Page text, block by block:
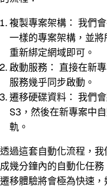
複製專案架構： 我們
一樣的專案架構，並
重新綁定網域即可。
啟動服務： 直接在新
服務幾乎同步啟動。
遷移硬碟資料： 我們
S3，然後在新專案中
軌。
透過這套自動化流程，
成幾分鐘內的自動化任
遷移體驗將會極為快速，